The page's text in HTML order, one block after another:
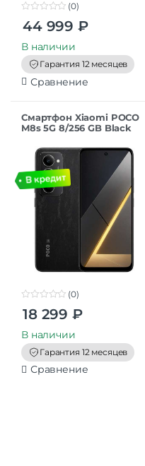
o
t
o
f
5
(0)
44 999 ₽
В наличии
Гарантия 12 месяцев
Сравнение
Смартфон Xiaomi POCO
M8s 5G 8/256 GB Black
t
o
f
5
(0)
18 299 ₽
В наличии
Гарантия 12 месяцев
Сравнение